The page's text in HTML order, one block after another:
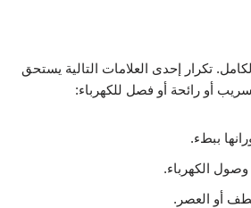
تكرار إحدى العلامات التالية يستحق
أو رائحة أو فصل للكهرباء:
ببطء.
الكهرباء.
أو العصر.